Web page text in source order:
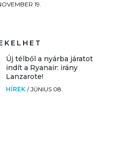
19.
Új télből a nyárba járatot
indít a Ryanair: irány
Lanzarote!
HÍREK /JÚNIUS 08.